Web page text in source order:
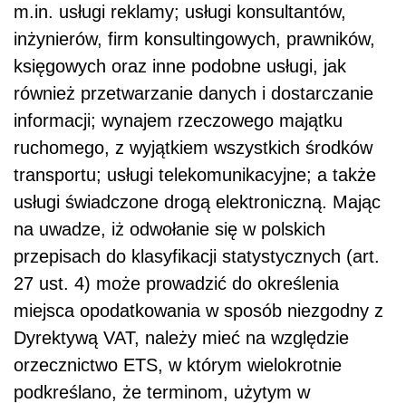
m.in. usługi reklamy; usługi konsultantów,
inżynierów, firm konsultingowych, prawników,
księgowych oraz inne podobne usługi, jak
również przetwarzanie danych i dostarczanie
informacji; wynajem rzeczowego majątku
ruchomego, z wyjątkiem wszystkich środków
transportu; usługi telekomunikacyjne; a także
usługi świadczone drogą elektroniczną. Mając
na uwadze, iż odwołanie się w polskich
przepisach do klasyfikacji statystycznych (art.
27 ust. 4) może prowadzić do określenia
miejsca opodatkowania w sposób niezgodny z
Dyrektywą VAT, należy mieć na względzie
orzecznictwo ETS, w którym wielokrotnie
podkreślano, że terminom, użytym w